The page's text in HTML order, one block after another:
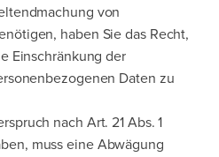
von
haben Sie das Recht,
Einschränkung der
Daten zu
nach Art. 21 Abs. 1
muss eine Abwägung